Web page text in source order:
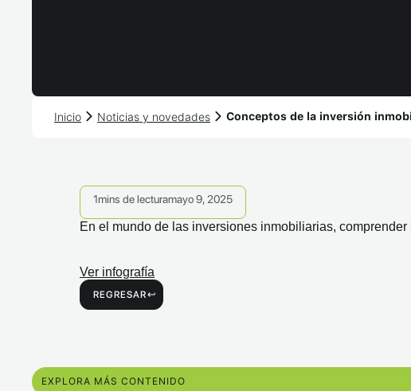
Inicio Noticias y novedades Conceptos de la inversión
1mins de lecturamayo 9, 2025
En el mundo de las inversiones inmobiliarias,
Ver infografía
REGRESAR
EXPLORA MÁS CONTENIDO